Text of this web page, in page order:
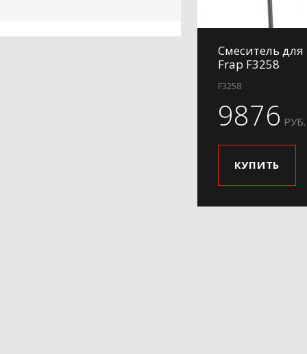
Смеситель
Frap F3258
F3258
9876 РУБ.
КУПИТЬ